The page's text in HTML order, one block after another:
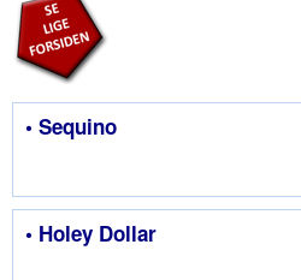
• Sequino
• Holey Dollar